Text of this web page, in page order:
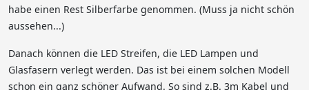
habe einen Rest Silberfarbe genommen. (Muss ja nicht schön
aussehen...)
Danach können die LED Streifen, die LED Lampen und
Glasfasern verlegt werden. Das ist bei einem solchen Modell
schon ein ganz schöner Aufwand. So sind z.B. 3m Kabel und